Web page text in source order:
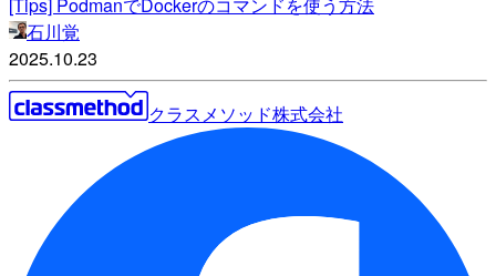
石川覚
2025.10.23
クラスメソッド株式会社